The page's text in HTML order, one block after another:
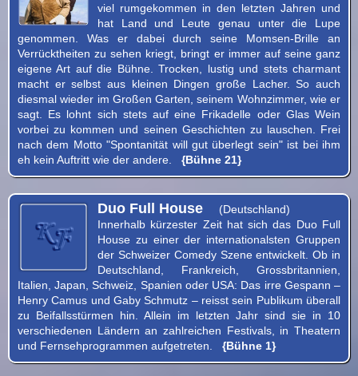
viel rumgekommen in den letzten Jahren und
hat Land und Leute genau unter die Lupe
genommen. Was er dabei durch seine Momsen-Brille an
Verrücktheiten zu sehen kriegt, bringt er immer auf seine ganz
eigene Art auf die Bühne. Trocken, lustig und stets charmant
macht er selbst aus kleinen Dingen große Lacher. So auch
diesmal wieder im Großen Garten, seinem Wohnzimmer, wie er
sagt. Es lohnt sich stets auf eine Frikadelle oder Glas Wein
vorbei zu kommen und seinen Geschichten zu lauschen. Frei
nach dem Motto "Spontanität will gut überlegt sein" ist bei ihm
eh kein Auftritt wie der andere. {Bühne 21}
Duo Full House
(Deutschland)
Innerhalb kürzester Zeit hat sich das Duo Full
House zu einer der internationalsten Gruppen
der Schweizer Comedy Szene entwickelt. Ob in
Deutschland, Frankreich, Grossbritannien,
Italien, Japan, Schweiz, Spanien oder USA: Das irre Gespann –
Henry Camus und Gaby Schmutz – reisst sein Publikum überall
zu Beifallsstürmen hin. Allein im letzten Jahr sind sie in 10
verschiedenen Ländern an zahlreichen Festivals, in Theatern
und Fernsehprogrammen aufgetreten. {Bühne 1}